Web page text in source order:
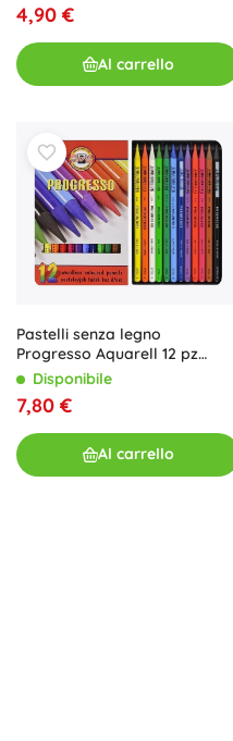
4,90 €
Al carrello
Pastelli senza legno
Progresso Aquarell 12 pz
KOH‑I‑NOOR
Disponibile
7,80 €
Al carrello